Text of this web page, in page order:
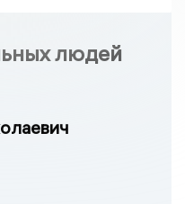
людей